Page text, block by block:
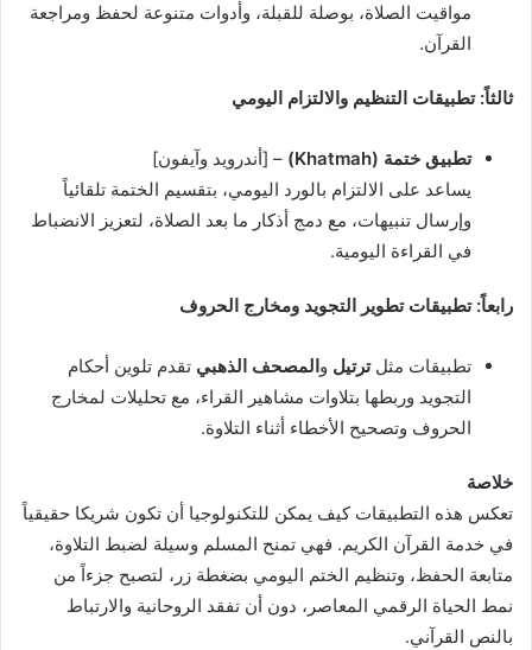
مواقيت الصلاة، بوصلة للقبلة، وأدوات متنوعة لحفظ ومراجعة
القرآن.
ثالثاً: تطبيقات التنظيم والالتزام اليومي
تطبيق ختمة (Khatmah)
– [أندرويد وآيفون]
يساعد على الالتزام بالورد اليومي، بتقسيم الختمة تلقائياً
وإرسال تنبيهات، مع دمج أذكار ما بعد الصلاة، لتعزيز الانضباط
في القراءة اليومية.
رابعاً: تطبيقات تطوير التجويد ومخارج الحروف
تطبيقات مثلترتيل والمصحف الذهبي تقدم تلوين أحكام
التجويد وربطها بتلاوات مشاهير القراء، مع تحليلات لمخارج
الحروف وتصحيح الأخطاء أثناء التلاوة.
خلاصة
تعكس هذه التطبيقات كيف يمكن للتكنولوجيا أن تكون شريكا حقيقياً
في خدمة القرآن الكريم. فهي تمنح المسلم وسيلة لضبط التلاوة،
متابعة الحفظ، وتنظيم الختم اليومي بضغطة زر، لتصبح جزءاً من
نمط الحياة الرقمي المعاصر، دون أن تفقد الروحانية والارتباط
بالنص القرآني.